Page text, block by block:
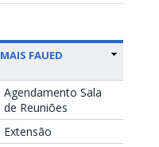
MAIS FAUED
Agendamento Sala
de Reuniões
Extensão